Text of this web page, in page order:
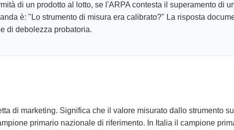
di un prodotto al lotto, se l'ARPA contesta il superamento di
è: "Lo strumento di misura era calibrato?" La risposta
di debolezza probatoria.
di marketing. Significa che il valore misurato dallo strumento
primario nazionale di riferimento. In Italia il campione